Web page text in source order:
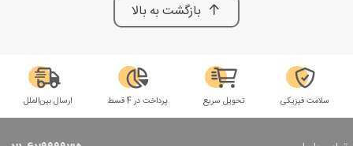
بازگشت به بالا
سلامت فیزیکی تحویل سریع پرداخت در 4 قسط ارسال بین‌الملل